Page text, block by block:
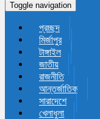
Toggle navigation
প্রচ্ছদ
মির্জাপুর
টাঙ্গাইল
জাতীয়
রাজনীতি
আন্তর্জাতিক
সারাদেশে
খেলাধুলা